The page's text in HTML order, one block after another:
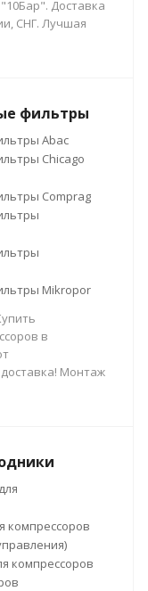
Доставка
СНГ. Лучшая
фильтры
Abac
Chicago
Comprag
Mikropor
в
Монтаж
компрессоров
компрессоров